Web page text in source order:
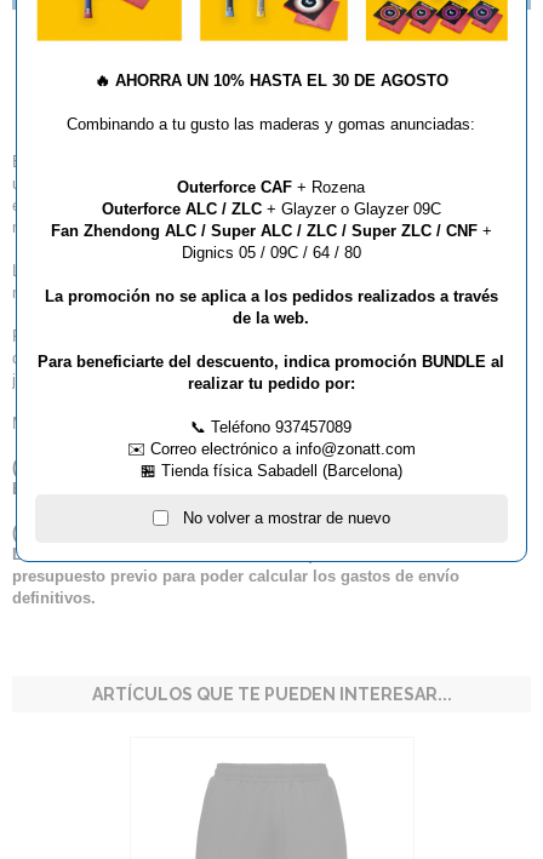
Pantalon Chándal
Butterfly PUREN
En Butterfly sabemos lo importante que es para los equipos disponer de
una equipación de calidad y disponible durante varias temporadas, por
ello hemos creado la colección Puren, cubriendo al 100% estas
necesidades.
materiales utilizados y la comodidad de uso no dejan a nadie indiferente.
Pero seguramente lo más destacado e interesante para los clubs, es la
disponibilidad hasta 2028 de toda la colección, tanto en hombre, mujer y
junior.
Material: 3065WR (100% poliéster)
(
) Por favor, tenga en cuenta que sólo entregamos productos
Butterfly dentro del territorio español.
(
Las Palmas, Santa Cruz de Tenerife, requieren realizar un
presupuesto previo para poder calcular los gastos de envío
definitivos.
ARTÍCULOS QUE TE PUEDEN INTERESAR...
🔥 AHORRA UN 10% HASTA EL 30 DE AGOSTO
Combinando a tu gusto las maderas y gomas anunciadas:
Outerforce CAF + Rozena
Outerforce ALC / ZLC+ Glayzer o Glayzer 09C
Fan Zhendong ALC / Super ALC / ZLC / Super ZLC / CNF+
Dignics 05 / 09C / 64 / 80
La promoción no se aplica a los pedidos realizados a través
de la web.
Para beneficiarte del descuento, indica promoción BUNDLE al
realizar tu pedido por:
📞 Teléfono 937457089
✉️ Correo electrónico a info@zonatt.com
🏪 Tienda física Sabadell (Barcelona)
No volver a mostrar de nuevo